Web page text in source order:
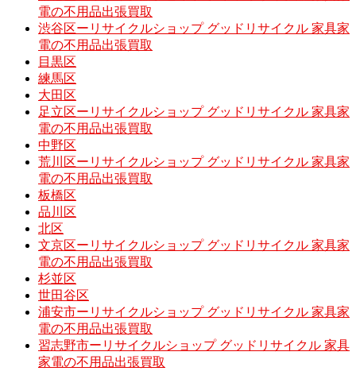
電の不用品出張買取
渋谷区ーリサイクルショップ グッドリサイクル 家具家
電の不用品出張買取
目黒区
練馬区
大田区
足立区ーリサイクルショップ グッドリサイクル 家具家
電の不用品出張買取
中野区
荒川区ーリサイクルショップ グッドリサイクル 家具家
電の不用品出張買取
板橋区
品川区
北区
文京区ーリサイクルショップ グッドリサイクル 家具家
電の不用品出張買取
杉並区
世田谷区
浦安市ーリサイクルショップ グッドリサイクル 家具家
電の不用品出張買取
習志野市ーリサイクルショップ グッドリサイクル 家具
家電の不用品出張買取